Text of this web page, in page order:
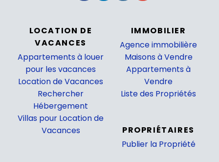
LOCATION DE
VACANCES
Appartements à louer
pour les vacances
Location de Vacances
Rechercher
Hébergement
Villas pour Location de
Vacances
IMMOBILIER
Agence immobilière
Maisons à Vendre
Appartements à
Vendre
Liste des Propriétés
PROPRIÉTAIRES
Publier la Propriété